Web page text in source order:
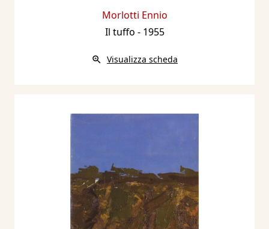
Morlotti Ennio
Il tuffo - 1955
Visualizza scheda